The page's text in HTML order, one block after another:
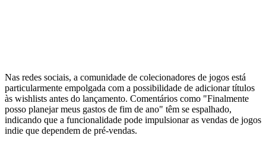
Nas redes sociais, a comunidade de colecionadores de jogos está
particularmente empolgada com a possibilidade de adicionar títulos
às wishlists antes do lançamento. Comentários como "Finalmente
posso planejar meus gastos de fim de ano" têm se espalhado,
indicando que a funcionalidade pode impulsionar as vendas de jogos
indie que dependem de pré‑vendas.